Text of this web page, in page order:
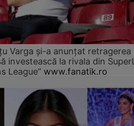
Varga și-a anunțat retragerea
investească la rivala din
League” www.fanatik.ro